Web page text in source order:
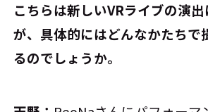
――こちらは新しいVRライブの演
が、具体的にはどんなかたちで
るのでしょうか。